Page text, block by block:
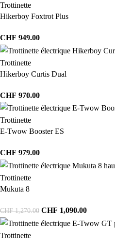
Trottinette
Hikerboy Foxtrot Plus
CHF 949.00
Trottinette
Hikerboy Curtis Dual
CHF 970.00
Trottinette
E-Twow Booster ES
CHF 979.00
Trottinette
Mukuta 8
CHF1,270.00 CHF 1,090.00
Trottinette